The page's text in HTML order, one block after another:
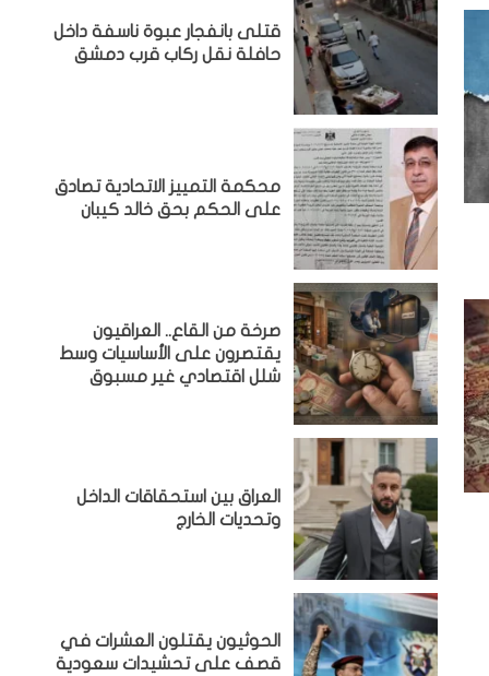
قتلى بانفجار عبوة ناسفة داخل
حافلة نقل ركاب قرب دمشق
محكمة التمييز الاتحادية تصادق
على الحكم بحق خالد كيبان
صرخة من القاع.. العراقيون
يقتصرون على الأساسيات وسط
شلل اقتصادي غير مسبوق
‏العراق بين استحقاقات الداخل
وتحديات الخارج
الحوثيون يقتلون العشرات في
قصف على تحشيدات سعودية